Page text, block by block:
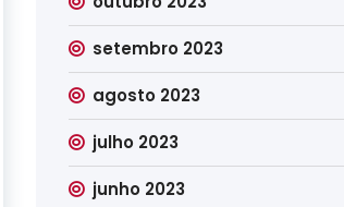
setembro 2023
agosto 2023
julho 2023
junho 2023